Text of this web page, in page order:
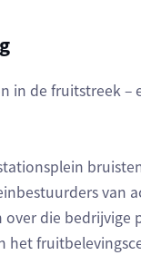
in de fruitstreek –
van
die bedrijvige
het